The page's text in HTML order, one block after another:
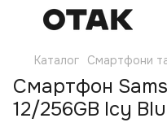
Каталог Смартфони
Смартфон
12/256GB Icy